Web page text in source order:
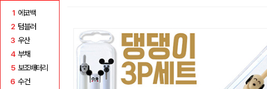
1 에코백
2 텀블러
3 우산
4 부채
5 보조배터리
6 수건